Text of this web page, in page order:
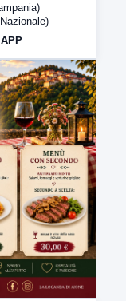
LabNews (Diretta)
(replica)
APP